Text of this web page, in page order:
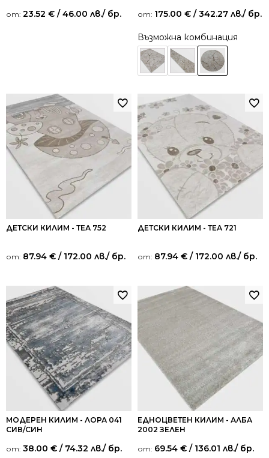
от: 23.52 € / 46.00 лв./ бр. от: 175.00 € / 342.27 лв./ бр.
Възможна комбинация
ДЕТСКИ КИЛИМ - ТЕА 752
от: 87.94 € / 172.00 лв./ бр.
ДЕТСКИ КИЛИМ - ТЕА 721
от: 87.94 € / 172.00 лв./ бр.
МОДЕРЕН КИЛИМ - ЛОРА 041
СИВ/СИН
от: 38.00 € / 74.32 лв./ бр.
ЕДНОЦВЕТЕН КИЛИМ - АЛБА
2002 ЗЕЛЕН
от: 69.54 € / 136.01 лв./ бр.